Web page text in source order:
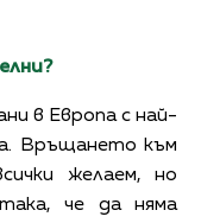
в Европа с най-
Връщането към
желаем, но
че да няма